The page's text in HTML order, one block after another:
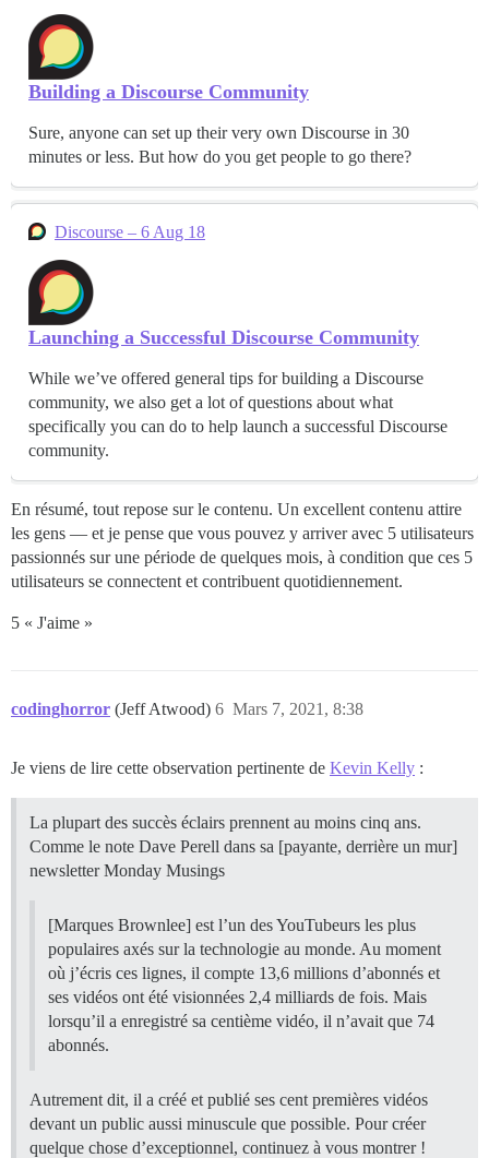
Building a Discourse Community
Sure, anyone can set up their very own Discourse in 30
minutes or less. But how do you get people to go there?
Discourse – 6 Aug 18
Launching a Successful Discourse Community
While we’ve offered general tips for building a Discourse
community, we also get a lot of questions about what
specifically you can do to help launch a successful Discourse
community.
En résumé, tout repose sur le contenu. Un excellent contenu attire
les gens — et je pense que vous pouvez y arriver avec 5 utilisateurs
passionnés sur une période de quelques mois, à condition que ces 5
utilisateurs se connectent et contribuent quotidiennement.
5 « J'aime »
codinghorror (Jeff Atwood) Mars 7, 2021, 8:38
6
Je viens de lire cette observation pertinente de Kevin Kelly :
La plupart des succès éclairs prennent au moins cinq ans.
Comme le note Dave Perell dans sa [payante, derrière un mur]
newsletter Monday Musings
[Marques Brownlee] est l’un des YouTubeurs les plus
populaires axés sur la technologie au monde. Au moment
où j’écris ces lignes, il compte 13,6 millions d’abonnés et
ses vidéos ont été visionnées 2,4 milliards de fois. Mais
lorsqu’il a enregistré sa centième vidéo, il n’avait que 74
abonnés.
Autrement dit, il a créé et publié ses cent premières vidéos
devant un public aussi minuscule que possible. Pour créer
quelque chose d’exceptionnel, continuez à vous montrer !